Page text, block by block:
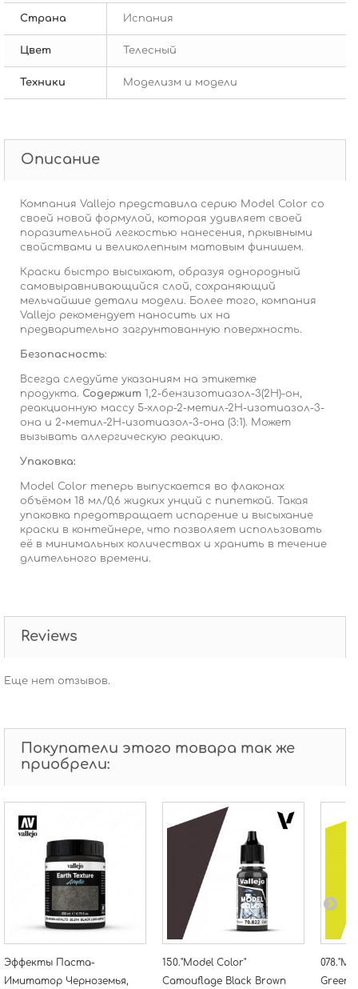
Страна Испания
Цвет Телесный
Техники Моделизм и модели
Описание
Компания Vallejo представила серию Model Color со
своей новой формулой, которая удивляет своей
поразительной легкостью нанесения, пркывными
свойствами и великолепным матовым финишем.
Краски быстро высыхают, образуя однородный
самовыравнивающийся слой, сохраняющий
мельчайшие детали модели. Более того, компания
Vallejo рекомендует наносить их на
предварительно загрунтованную поверхность.
Безопасность:
Всегда следуйте указаниям на этикетке
продукта. Содержит 1,2-бензизотиазол-3(2H)-он,
реакционную массу 5-хлор-2-метил-2H-изотиазол-3-
она и 2-метил-2H-изотиазол-3-она (3:1). Может
вызывать аллергическую реакцию.
Упаковка:
Model Color теперь выпускается во флаконах
объёмом 18 мл/0,6 жидких унций с пипеткой.
Такая
упаковка предотвращает испарение и высыхание
краски в контейнере, что позволяет использовать
её в минимальных количествах и хранить в течение
длительного времени.
Reviews
Еще нет отзывов.
Покупатели этого товара так же
приобрели:
Эффекты Паста-
Имитатор Черноземья,
150."Model Color"
Camouflage Black Brown
Green